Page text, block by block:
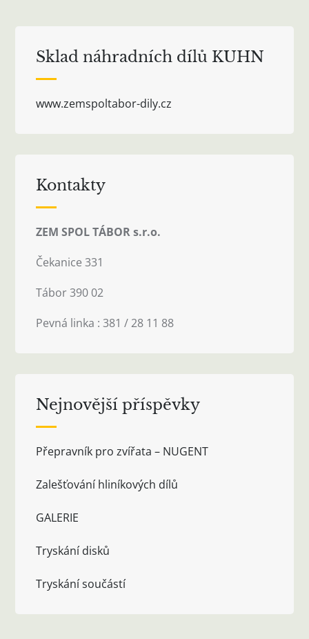
Sklad náhradních dílů KUHN
www.zemspoltabor-dily.cz
Kontakty
ZEM SPOL TÁBOR s.r.o.
Čekanice 331
Tábor 390 02
Pevná linka : 381 / 28 11 88
Nejnovější příspěvky
Přepravník pro zvířata – NUGENT
Zalešťování hliníkových dílů
GALERIE
Tryskání disků
Tryskání součástí